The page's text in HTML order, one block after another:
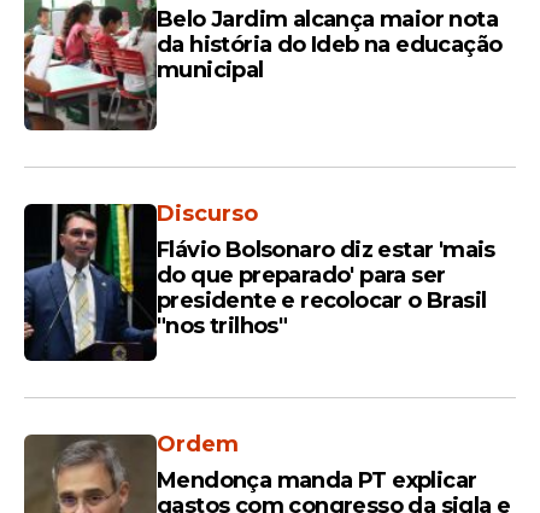
Belo Jardim alcança maior nota
da história do Ideb na educação
municipal
Discurso
Flávio Bolsonaro diz estar 'mais
do que preparado' para ser
presidente e recolocar o Brasil
"nos trilhos"
Ordem
Mendonça manda PT explicar
gastos com congresso da sigla e